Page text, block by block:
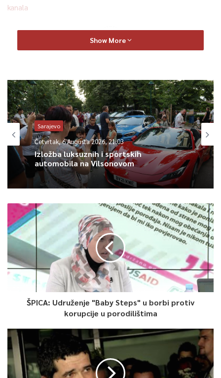
kanala
0
Show More
Sarajevo
Četvrtak, 6 Augusta 2026, 21:03
Izložba luksuznih i sportskih
automobila na Vilsonovom
Sarajevo
Četvrtak, 6 Augusta 2026, 20:48
Avdić za TVSA: Sarajevo u avgustu
centar regiona: Stižu lideri evropskih
gradova
ŠPICA: Udruženje "Baby Steps" u borbi protiv
korupcije u porodilištima